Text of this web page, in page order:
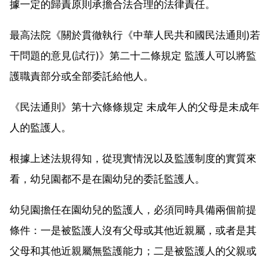
據一定的歸責原則承擔合法合理的法律責任。
最高法院《關於貫徹執行《中華人民共和國民法通則)若
干問題的意見(試行)》第二十二條規定 監護人可以將監
護職責部分或全部委託給他人。
《民法通則》第十六條條規定 未成年人的父母是未成年
人的監護人。
根據上述法規得知，從現實情況以及監護制度的實質來
看，幼兒園都不是在園幼兒的委託監護人。
幼兒園擔任在園幼兒的監護人，必須同時具備兩個前提
條件：一是被監護人沒有父母或其他近親屬，或者是其
父母和其他近親屬無監護能力；二是被監護人的父親或